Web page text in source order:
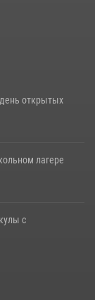
открытых
лагере
с